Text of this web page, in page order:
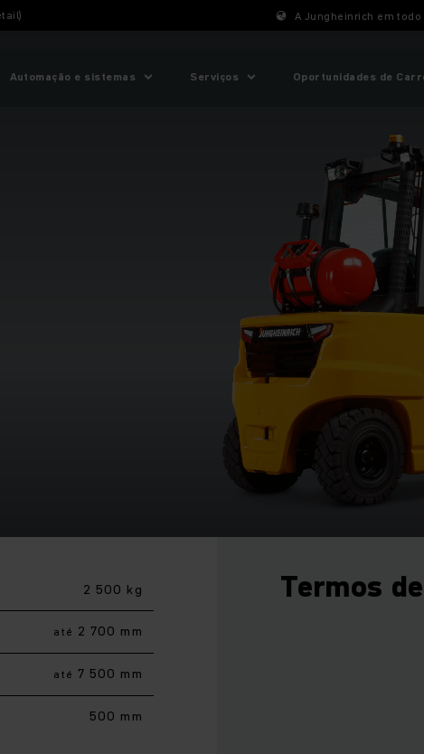
A Jungheinrich em
Automação e sistemas Serviços Oportunidades de
2 500 kg
até 2 700 mm
até 7 500 mm
500 mm
Termos